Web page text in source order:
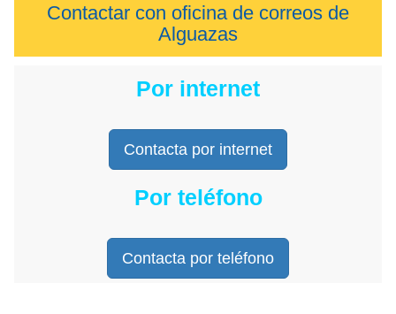
Contactar con oficina de correos de
Alguazas
Por internet
Contacta por internet
Por teléfono
Contacta por teléfono